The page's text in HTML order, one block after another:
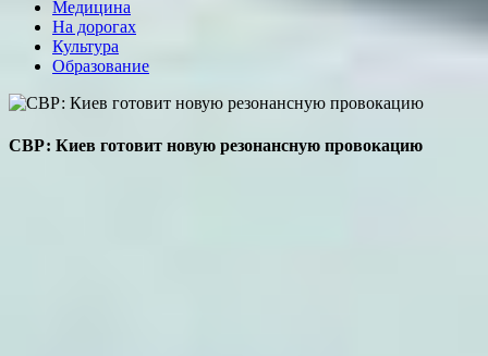
Медицина
На дорогах
Культура
Образование
СВР: Киев готовит новую резонансную провокацию